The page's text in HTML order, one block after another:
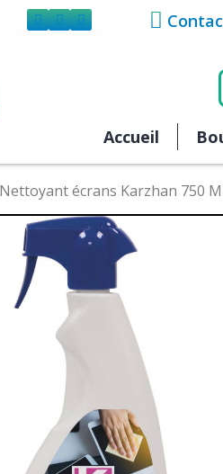
Accueil
Nettoyant écrans Karzhan 750